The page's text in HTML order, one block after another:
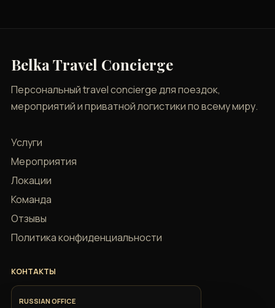
Belka Travel Concierge
Персональный travel concierge для поездок,
мероприятий и приватной логистики по всему миру.
Услуги
Мероприятия
Локации
Команда
Отзывы
Политика конфиденциальности
КОНТАКТЫ
RUSSIAN OFFICE